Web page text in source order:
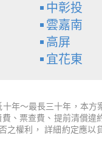
中彰投
雲嘉南
高屏
宜花東
年～最長三十年，本方
、票查費、提前清償違
權利， 詳細約定應以